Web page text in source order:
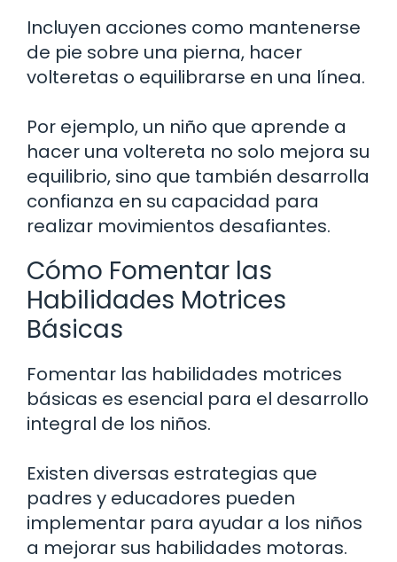
Incluyen acciones como mantenerse
de pie sobre una pierna, hacer
volteretas o equilibrarse en una línea.
Por ejemplo, un niño que aprende a
hacer una voltereta no solo mejora su
equilibrio, sino que también desarrolla
confianza en su capacidad para
realizar movimientos desafiantes.
Cómo Fomentar las
Habilidades Motrices
Básicas
Fomentar las habilidades motrices
básicas es esencial para el desarrollo
integral de los niños.
Existen diversas estrategias que
padres y educadores pueden
implementar para ayudar a los niños
a mejorar sus habilidades motoras.